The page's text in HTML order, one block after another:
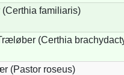
familiaris)
(Certhia
(Pastor roseus)